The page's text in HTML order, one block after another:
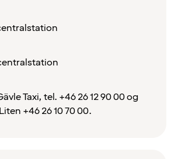
Taxi, tel. +46 26 12 90 00 og
+46 26 10 70 00.